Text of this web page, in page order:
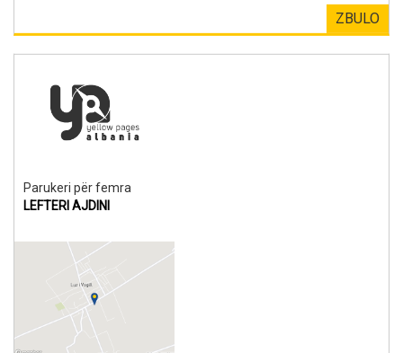
ZBULO
Parukeri për femra
LEFTERI AJDINI